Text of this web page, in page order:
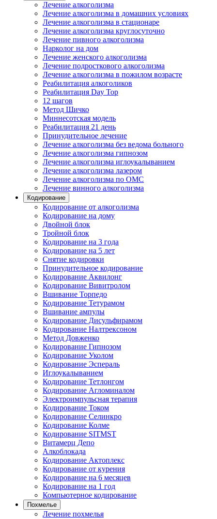
Лечение алкоголизма
Лечение алкоголизма в домашних условиях
Лечение алкоголизма в стационаре
Лечение алкоголизма круглосуточно
Лечение пивного алкоголизма
Нарколог на дом
Лечение женского алкоголизма
Лечение подросткового алкоголизма
Лечение алкоголизма в пожилом возрасте
Реабилитация алкоголиков
Реабилитация Day Top
12 шагов
Метод Шичко
Миннесотская модель
Реабилитация 21 день
Принудительное лечение
Лечение алкоголизма без ведома больного
Лечение алкоголизма гипнозом
Лечение алкоголизма иглоукалыванием
Лечение алкоголизма лазером
Лечение алкоголизма по ОМС
Лечение винного алкоголизма
Кодирование
Кодирование от алкоголизма
Кодирование на дому
Двойной блок
Тройной блок
Кодирование на 3 года
Кодирование на 5 лет
Снятие кодировки
Принудительное кодирование
Кодирование Аквилонг
Кодирование Вивитролом
Вшивание Торпедо
Кодирование Тетурамом
Вшивание ампулы
Кодирование Дисульфирамом
Кодирование Налтрексоном
Метод Довженко
Кодирование Гипнозом
Кодирование Уколом
Кодирование Эспераль
Иглоукалыванием
Кодирование Тетлонгом
Кодирование Агломиналом
Электроимпульсная терапия
Кодирование Током
Кодирование Селинкро
Кодирование Колме
Кодирование SITMST
Витамерц Депо
Алкоблокада
Кодирование Актоплекс
Кодирование от курения
Кодирование на 6 месяцев
Кодирование на 1 год
Компьютерное кодирование
Похмелье
Лечение похмелья